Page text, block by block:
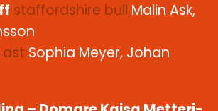
staffordshire bull Malin Ask,
ast Sophia Meyer, Johan